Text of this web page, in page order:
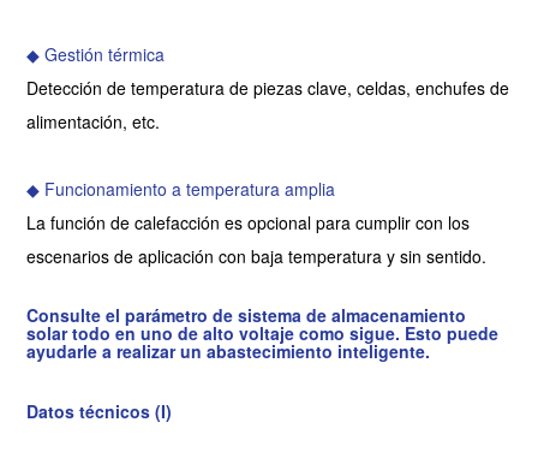
◆ Gestión térmica
Detección de temperatura de piezas clave, celdas, enchufes de
alimentación, etc.
◆ Funcionamiento a temperatura amplia
La función de calefacción es opcional para cumplir con los
escenarios de aplicación con baja temperatura y sin sentido.
Consulte el parámetro desistema de almacenamiento
solar todo en uno de alto voltajecomo sigue. Esto puede
ayudarle a realizar un abastecimiento inteligente.
Datos técnicos (I)